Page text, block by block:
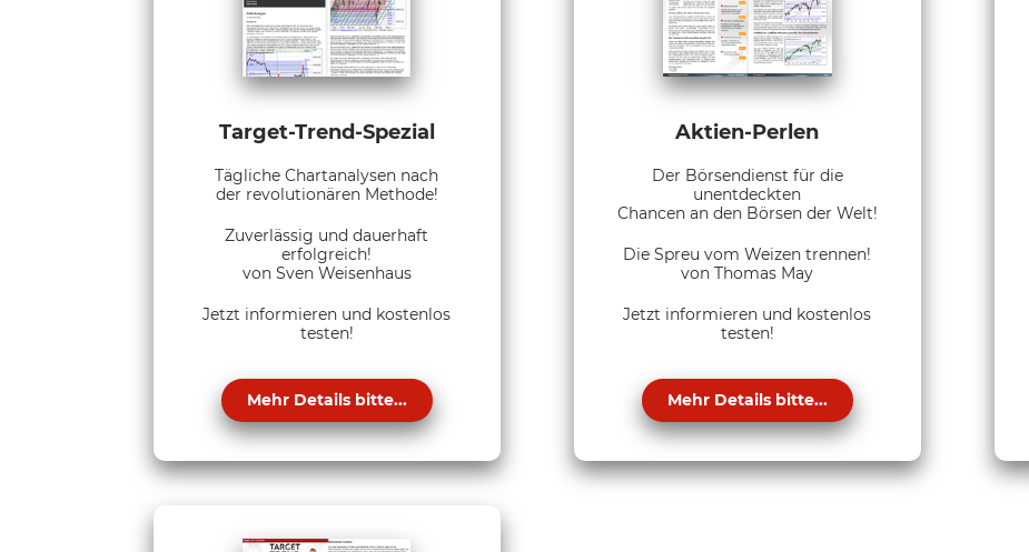
Target-Trend-Spezial
Tägliche Chartanalysen nach
der revolutionären Methode!
Zuverlässig und dauerhaft
erfolgreich!
von Sven Weisenhaus
Jetzt informieren und kostenlos
testen!
Mehr Details bitte...
Aktien-Perlen
Der Börsendienst für die
unentdeckten
Chancen an den Börsen der Welt!
Die Spreu vom Weizen trennen!
von Thomas May
Jetzt informieren und kostenlos
testen!
Mehr Details bitte...